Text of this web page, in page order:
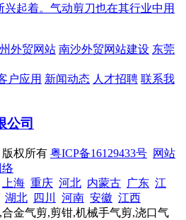
兴起着。气动剪刀也在其行业中用
外贸网站 南沙外贸网站建设 东莞
户应用 新闻动态 人才招聘 联系我
权所有 粤ICP备16129433号 网站
络
上海 重庆 河北 内蒙古 广东 江
湖北 四川 河南 安徽 江西
金气剪,剪钳,机械手气剪,浇口气